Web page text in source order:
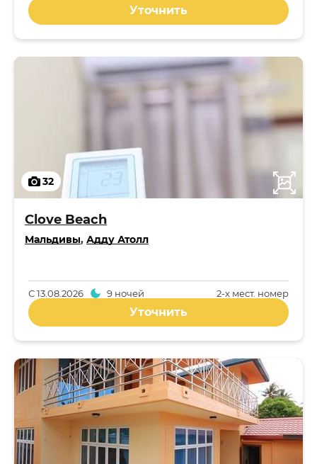
Уточнить
32
Clove Beach
Мальдивы, Адду Атолл
2-x мест. номер
С13.08.2026 9 ночей
Уточнить